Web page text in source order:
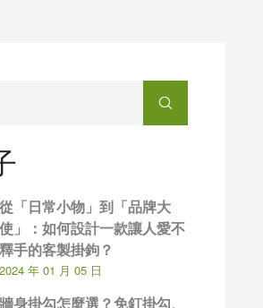
從「日常小物」到「品牌大
使」：如何設計一款讓人愛不
釋手的客製掛鉤？
2024 年 01 月 05 日
牆身掛勾怎麼選？免釘掛勾、